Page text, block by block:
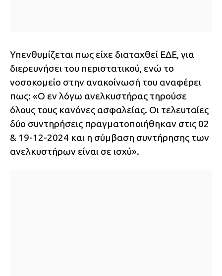
Υπενθυμίζεται πως είχε διαταχθεί ΕΔΕ, για
διερευνήσει του περιστατικού, ενώ το
νοσοκομείο στην ανακοίνωσή του αναφέρει
πως: «Ο εν λόγω ανελκυστήρας τηρούσε
όλους τους κανόνες ασφαλείας. Οι τελευταίες
δύο συντηρήσεις πραγματοποιήθηκαν στις 02
& 19-12-2024 και η σύμβαση συντήρησης των
ανελκυστήρων είναι σε ισχύ».